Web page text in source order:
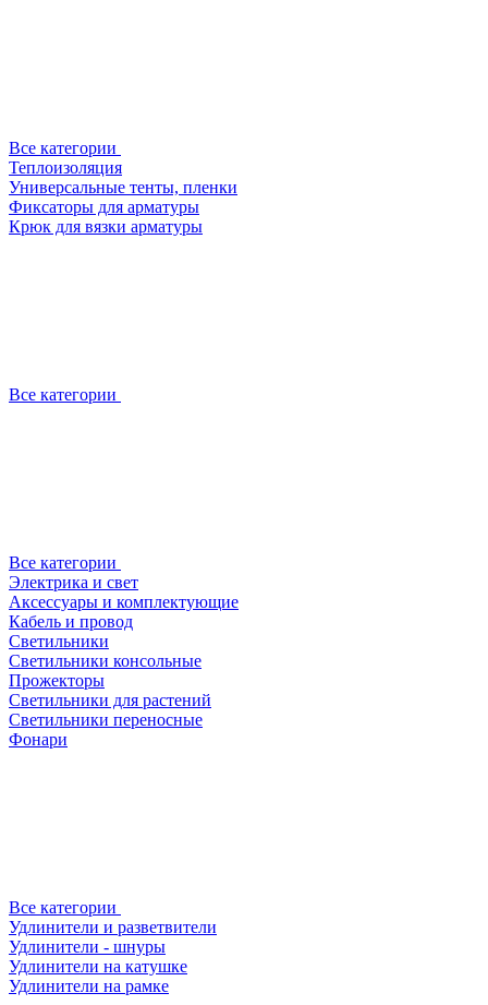
Все категории
Теплоизоляция
Универсальные тенты, пленки
Фиксаторы для арматуры
Крюк для вязки арматуры
Все категории
Все категории
Электрика и свет
Аксессуары и комплектующие
Кабель и провод
Светильники
Светильники консольные
Прожекторы
Светильники для растений
Светильники переносные
Фонари
Все категории
Удлинители и разветвители
Удлинители - шнуры
Удлинители на катушке
Удлинители на рамке